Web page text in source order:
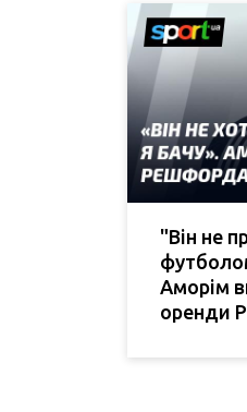
"Він не
Аморім
оренди